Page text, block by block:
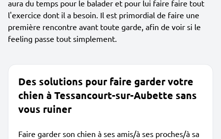
aura du temps pour le balader et pour lui faire faire tout
l'exercice dont il a besoin. Il est primordial de faire une
première rencontre avant toute garde, afin de voir si le
feeling passe tout simplement.
Des solutions pour faire garder votre
chien à Tessancourt-sur-Aubette sans
vous ruiner
Faire garder son chien à ses amis/à ses proches/à sa